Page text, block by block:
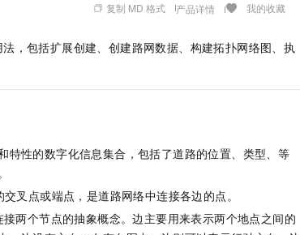
复制 MD 格式 产品详情 我的收藏
，包括扩展创建、创建路网数据、构建拓扑网络图、执
特性的数字化信息集合，包括了道路的位置、类型、等
叉点或端点，是道路网络中连接各边的点。
两个节点的抽象概念。边主要用来表示两个地点之间的
编程与推理利器
能力而生
图片和视频生成
HappyHorse-1.1-T2V
Wan2.7-T2V
理服务 面向真实软件的智能体编程平台
用越聪明
打造工程团队
限时加量 10 倍，夜间低至2折
加倍
Max
TokenPlan 客户专享
图文、视频一站生成，高效打造优质广告素材
AI智能应用，一键激活高效办公新体验
智能客服
Docker
JAVA
Ubuntu
SUSE
数据库合作计划
云网络合作计划
活动全景
魔搭 ModelScope
科研合作